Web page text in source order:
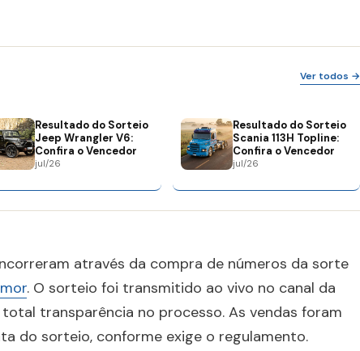
Ver todos →
Resultado do Sorteio
Jeep Wrangler V6:
Confira o Vencedor
jul/26
Resultado do Sorteio
Scania 113H Topline:
Confira o Vencedor
jul/26
através da compra de números da sorte
. O sorteio foi transmitido ao vivo no canal da
transparência no processo. As vendas foram
do sorteio, conforme exige o regulamento.